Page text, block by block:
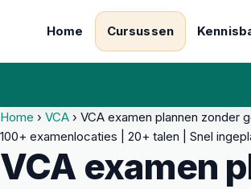
Home Cursussen
Home › VCA › VCA examen plannen zonder
100+ examenlocaties | 20+ talen | Snel
VCA examen